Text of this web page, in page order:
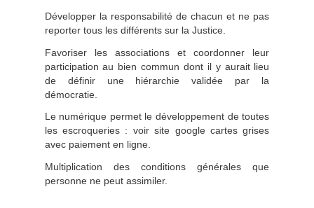
Développer la responsabilité de chacun et ne pas
reporter tous les différents sur la Justice.
Favoriser les associations et coordonner leur
participation au bien commun dont il y aurait lieu
de définir une hiérarchie validée par la
démocratie.
Le numérique permet le développement de toutes
les escroqueries : voir site google cartes grises
avec paiement en ligne.
Multiplication des conditions générales que
personne ne peut assimiler.